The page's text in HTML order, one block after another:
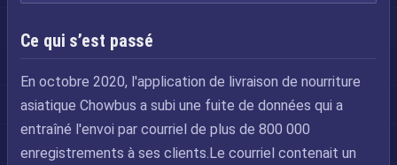
Ce qui s’est passé
En octobre 2020, l'application de livraison de nourriture
asiatique Chowbus a subi une fuite de données qui a
entraîné l'envoi par courriel de plus de 800 000
enregistrements à ses clients.Le courriel contenait un